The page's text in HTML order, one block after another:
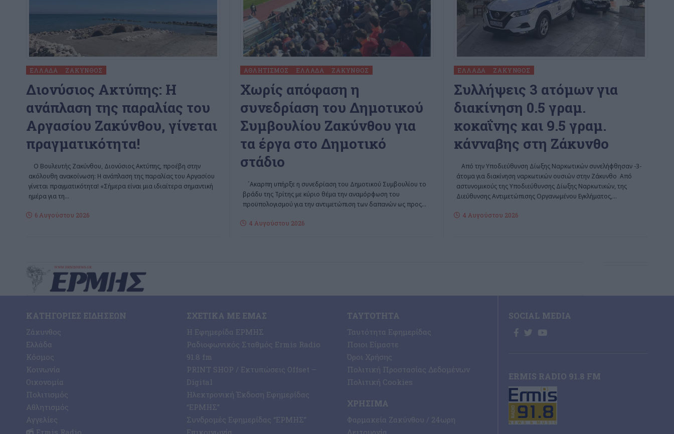
ΕΛΛΆΔΑ ΖΆΚΥΝΘΟΣ
Διονύσιος Ακτύπης: Η
ανάπλαση της παραλίας του
Αργασίου Ζακύνθου, γίνεται
πραγματικότητα!
Ο Βουλευτής Ζακύνθου, Διονύσιος Ακτύπης, προέβη στην
ακόλουθη ανακοίνωση: Η ανάπλαση της παραλίας του Αργασίου
γίνεται πραγματικότητα! «Σήμερα είναι μια ιδιαίτερα σημαντική
ημέρα για τη…
6 Αυγούστου 2026
ΑΘΛΗΤΙΣΜΌΣ ΕΛΛΆΔΑ ΖΆΚΥΝΘΟΣ
Χωρίς απόφαση η
συνεδρίαση του Δημοτικού
Συμβουλίου Ζακύνθου για
τα έργα στο Δημοτικό
στάδιο
΄Aκαρπη υπήρξε η συνεδρίαση του Δημοτικού Συμβουλίου το
βράδυ της Τρίτης με κύριο θέμα την αναμόρφωση του
προϋπολογισμού για την αντιμετώπιση των δαπανών ως προς…
4 Αυγούστου 2026
ΕΛΛΆΔΑ ΖΆΚΥΝΘΟΣ
Συλλήψεις 3 ατόμων για
διακίνηση 0.5 γραμ.
κοκαΐνης και 9.5 γραμ.
κάνναβης στη Ζάκυνθο
Από την Υποδιεύθυνση Δίωξης Ναρκωτικών συνελήφθησαν -3-
άτομα για διακίνηση ναρκωτικών ουσιών στην Ζάκυνθο Από
αστυνομικούς της Υποδιεύθυνσης Δίωξης Ναρκωτικών, της
Διεύθυνσης Αντιμετώπισης Οργανωμένου Εγκλήματος,…
4 Αυγούστου 2026
ΚΑΤΗΓΟΡΊΕΣ ΕΙΔΉΣΕΩΝ
Ζάκυνθος
Ελλάδα
Κόσμος
Κοινωνία
Οικονομία
Πολιτισμός
Αθλητισμός
Αγγελίες
Ermis Radio
ΣΧΕΤΙΚΆ ΜΕ ΕΜΆΣ
Η Εφημερίδα ΕΡΜΗΣ
Ραδιοφωνικός Σταθμός Ermis Radio
91.8 fm
PRINT SHOP / Εκτυπώσεις Offset –
Digital
Ηλεκτρονική Έκδοση Εφημερίδας
“ΕΡΜΗΣ”
Συνδρομές Εφημερίδας “ΕΡΜΗΣ”
Επικοινωνία
ΤΑΥΤΌΤΗΤΑ
Ταυτότητα Εφημερίδας
Ποιοι Είμαστε
Όροι Χρήσης
Πολιτική Προστασίας Δεδομένων
Πολιτική Cookies
ΧΡΉΣΙΜΑ
Φαρμακεία Ζακύνθου / 24ωρη
Λειτουργία
SOCIAL MEDIA
ERMIS RADIO 91.8 FM